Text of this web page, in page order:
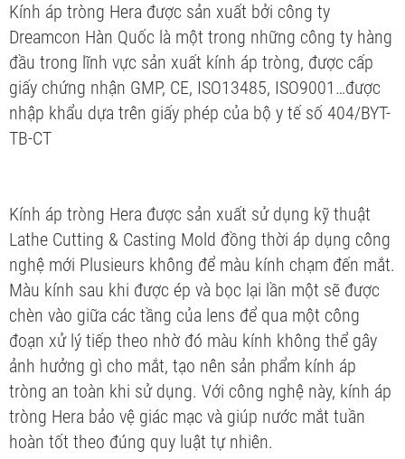
Kính áp tròng Hera được sản xuất bởi công ty
Dreamcon Hàn Quốc là một trong những công ty hàng
đầu trong lĩnh vực sản xuất kính áp tròng, được cấp
giấy chứng nhận GMP, CE, ISO13485, ISO9001…được
nhập khẩu dựa trên giấy phép của bộ y tế số 404/BYT-
TB-CT
Kính áp tròng Hera được sản xuất sử dụng kỹ thuật
Lathe Cutting & Casting Mold đồng thời áp dụng công
nghệ mới Plusieurs không để màu kính chạm đến mắt.
Màu kính sau khi được ép và bọc lại lần một sẽ được
chèn vào giữa các tầng của lens để qua một công
đoạn xử lý tiếp theo nhờ đó màu kính không thể gây
ảnh hưởng gì cho mắt, tạo nên sản phẩm kính áp
tròng an toàn khi sử dụng. Với công nghệ này, kính áp
tròng Hera bảo vệ giác mạc và giúp nước mắt tuần
hoàn tốt theo đúng quy luật tự nhiên.